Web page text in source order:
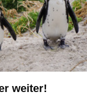
weiter!